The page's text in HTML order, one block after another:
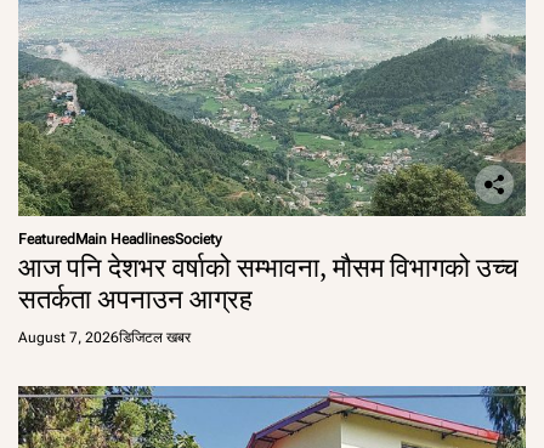
Featured Main HeadlinesSociety
आज पनि देशभर वर्षाको सम्भावना, मौसम विभागको उच्च
सतर्कता अपनाउन आग्रह
August 7, 2026डिजिटल खबर